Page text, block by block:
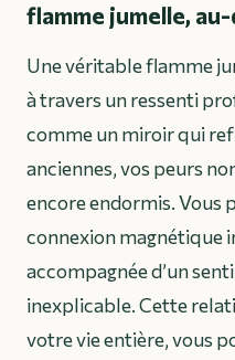
flamme jumelle,
Une véritable flamme
à travers un ressenti
comme un miroir qui
anciennes, vos peurs
encore endormis. Vous
connexion magnétique
accompagnée d’un
inexplicable. Cette
votre vie entière, vous